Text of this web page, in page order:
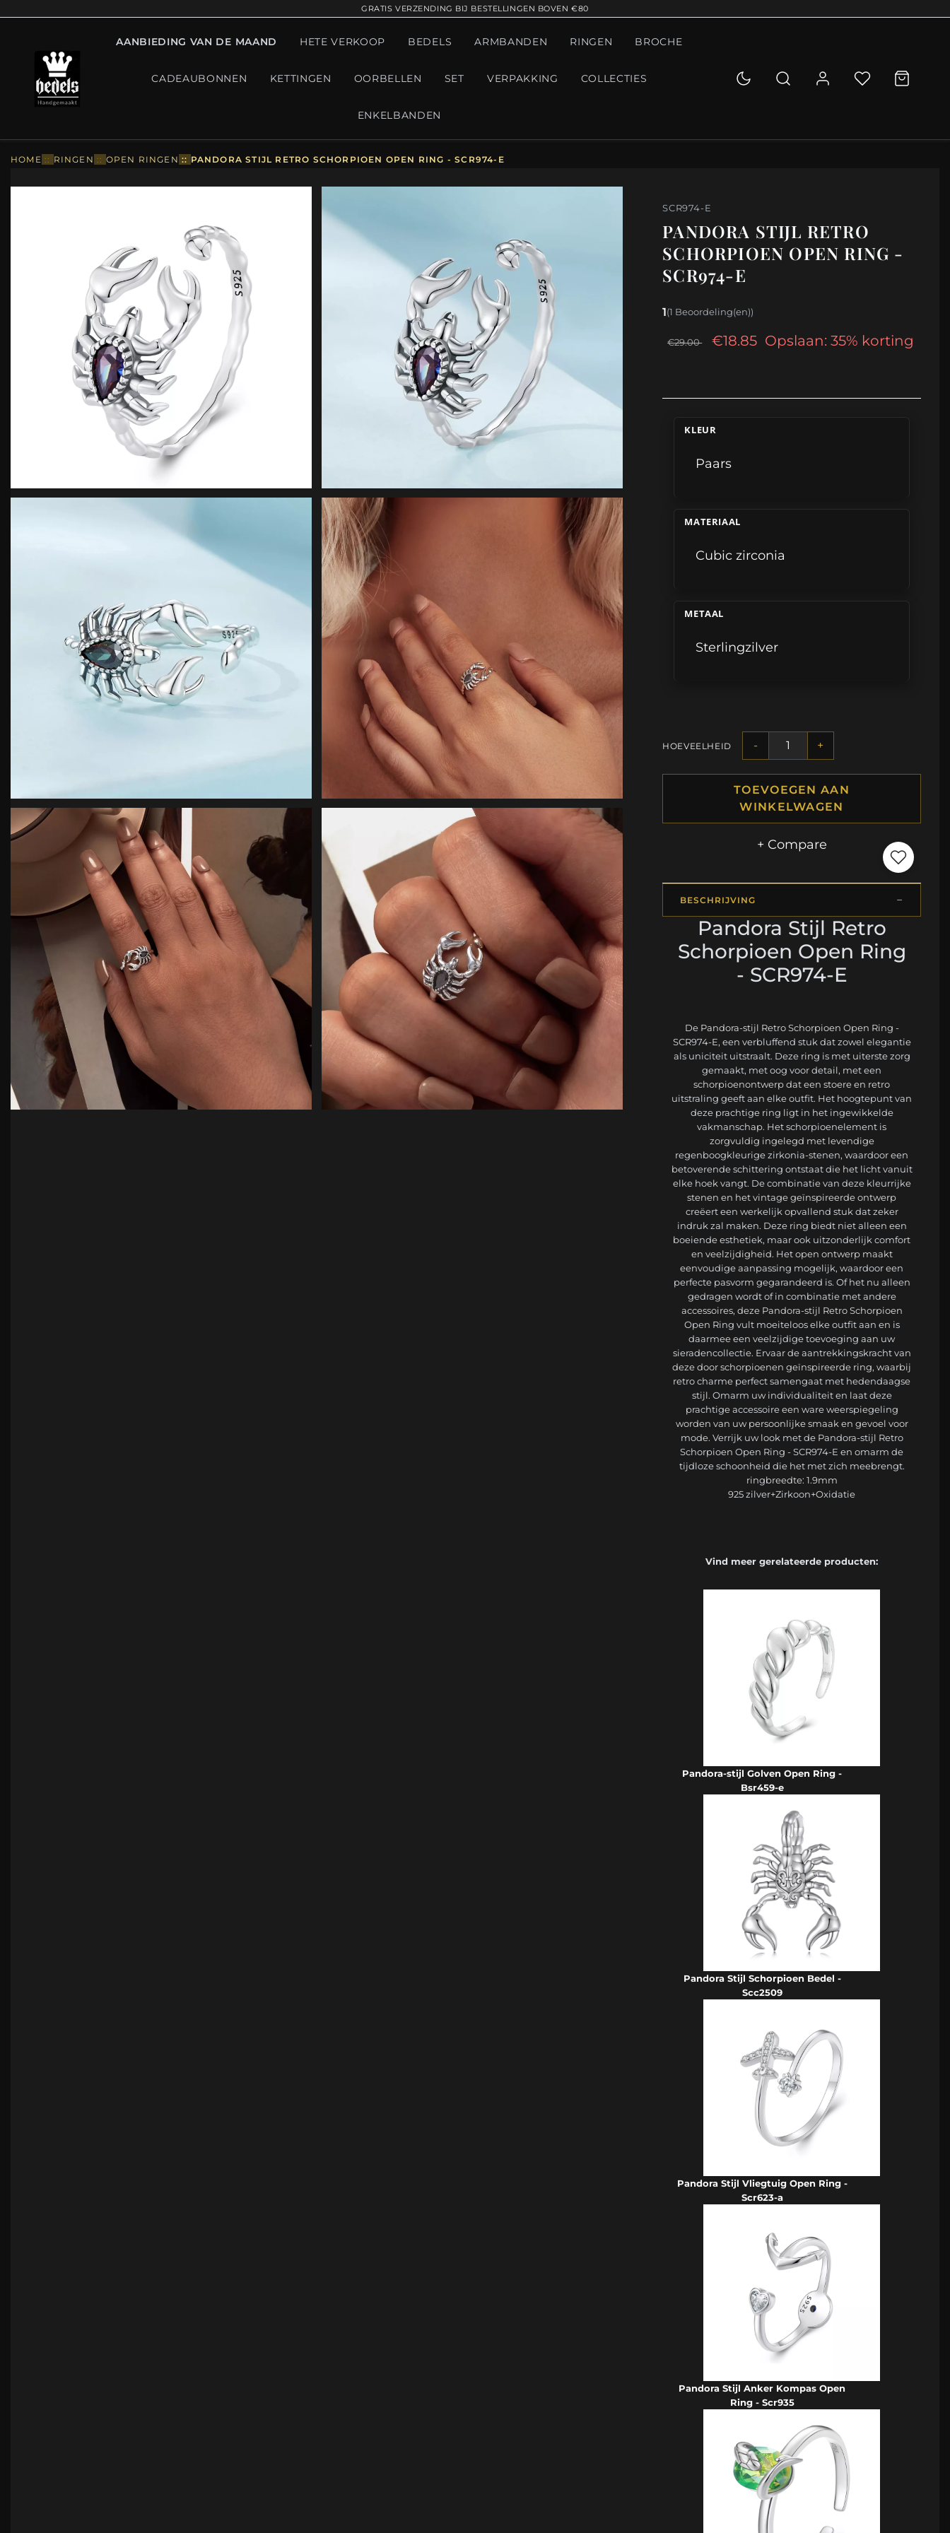
GRATIS VERZENDING BIJ BESTELLINGEN BOVEN €80
AANBIEDING VAN DE MAAND HETE VERKOOP BEDELS ARMBANDEN RINGEN BROCHE
CADEAUBONNEN KETTINGEN OORBELLEN SET VERPAKKING COLLECTIES
ENKELBANDEN
HOME :: RINGEN :: OPEN RINGEN :: PANDORA STIJL RETRO SCHORPIOEN OPEN RING - SCR974-E
SCR974-E
PANDORA STIJL RETRO
SCHORPIOEN OPEN RING -
SCR974-E
1(1 Beoordeling(en))
€29.00 €18.85 Opslaan: 35% korting
KLEUR
Paars
MATERIAAL
Cubic zirconia
METAAL
Sterlingzilver
HOEVEELHEID - +
TOEVOEGEN AAN
WINKELWAGEN
+ Compare
BESCHRIJVING
Pandora Stijl Retro
Schorpioen Open Ring
- SCR974-E
De Pandora-stijl Retro Schorpioen Open Ring -
SCR974-E, een verbluffend stuk dat zowel elegantie
als uniciteit uitstraalt. Deze ring is met uiterste zorg
gemaakt, met oog voor detail, met een
schorpioenontwerp dat een stoere en retro
uitstraling geeft aan elke outfit. Het hoogtepunt van
deze prachtige ring ligt in het ingewikkelde
vakmanschap. Het schorpioenelement is
zorgvuldig ingelegd met levendige
regenboogkleurige zirkonia-stenen, waardoor een
betoverende schittering ontstaat die het licht vanuit
elke hoek vangt. De combinatie van deze kleurrijke
stenen en het vintage geïnspireerde ontwerp
creëert een werkelijk opvallend stuk dat zeker
indruk zal maken. Deze ring biedt niet alleen een
boeiende esthetiek, maar ook uitzonderlijk comfort
en veelzijdigheid. Het open ontwerp maakt
eenvoudige aanpassing mogelijk, waardoor een
perfecte pasvorm gegarandeerd is. Of het nu alleen
gedragen wordt of in combinatie met andere
accessoires, deze Pandora-stijl Retro Schorpioen
Open Ring vult moeiteloos elke outfit aan en is
daarmee een veelzijdige toevoeging aan uw
sieradencollectie. Ervaar de aantrekkingskracht van
deze door schorpioenen geïnspireerde ring, waarbij
retro charme perfect samengaat met hedendaagse
stijl. Omarm uw individualiteit en laat deze
prachtige accessoire een ware weerspiegeling
worden van uw persoonlijke smaak en gevoel voor
mode. Verrijk uw look met de Pandora-stijl Retro
Schorpioen Open Ring - SCR974-E en omarm de
tijdloze schoonheid die het met zich meebrengt.
ringbreedte: 1.9mm
925 zilver+Zirkoon+Oxidatie
Vind meer gerelateerde producten:
Pandora-stijl Golven Open Ring -
Bsr459-e
Pandora Stijl Schorpioen Bedel -
Scc2509
Pandora Stijl Vliegtuig Open Ring -
Scr623-a
Pandora Stijl Anker Kompas Open
Ring - Scr935